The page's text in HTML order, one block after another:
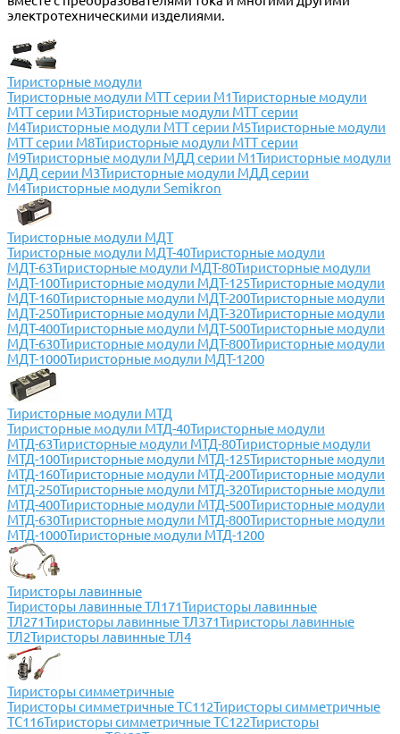
электротехническими изделиями.
Тиристорные модули
Тиристорные модули МТТ серии М1Тиристорные модули
МТТ серии М3Тиристорные модули МТТ серии
М4Тиристорные модули МТТ серии М5Тиристорные модули
МТТ серии М8Тиристорные модули МТТ серии
М9Тиристорные модули МДД серии М1Тиристорные модули
МДД серии М3Тиристорные модули МДД серии
М4Тиристорные модули Semikron
Тиристорные модули МДТ
Тиристорные модули МДТ-40Тиристорные модули
МДТ-63Тиристорные модули МДТ-80Тиристорные модули
МДТ-100Тиристорные модули МДТ-125Тиристорные модули
МДТ-160Тиристорные модули МДТ-200Тиристорные модули
МДТ-250Тиристорные модули МДТ-320Тиристорные модули
МДТ-400Тиристорные модули МДТ-500Тиристорные модули
МДТ-630Тиристорные модули МДТ-800Тиристорные модули
МДТ-1000Тиристорные модули МДТ-1200
Тиристорные модули МТД
Тиристорные модули МТД-40Тиристорные модули
МТД-63Тиристорные модули МТД-80Тиристорные модули
МТД-100Тиристорные модули МТД-125Тиристорные модули
МТД-160Тиристорные модули МТД-200Тиристорные модули
МТД-250Тиристорные модули МТД-320Тиристорные модули
МТД-400Тиристорные модули МТД-500Тиристорные модули
МТД-630Тиристорные модули МТД-800Тиристорные модули
МТД-1000Тиристорные модули МТД-1200
Тиристоры лавинные
Тиристоры лавинные ТЛ171Тиристоры лавинные
ТЛ271Тиристоры лавинные ТЛ371Тиристоры лавинные
ТЛ2Тиристоры лавинные ТЛ4
Тиристоры симметричные
Тиристоры симметричные ТС112Тиристоры симметричные
ТС116Тиристоры симметричные ТС122Тиристоры